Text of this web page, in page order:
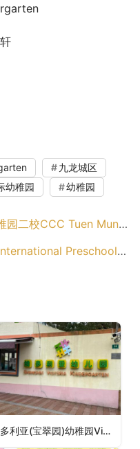
九龙城区
幼稚园 幼稚园
Church No.2 Kindergarten（屯门区幼稚园）
Preschool（湾仔区幼稚园）
维多利亚(宝翠园)幼稚园Victoria (Belcher) Kindergarten（中西区幼稚园）